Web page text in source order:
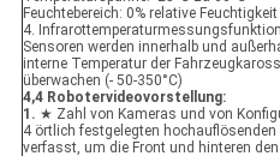
Feuchtebereich: 0% relative
4.
Sensoren werden innerhalb und
interne Temperatur der
überwachen (- 50-350°C)
4,4 Robotervideovorstellung:
1. ★ Zahl von Kameras und von
4 örtlich festgelegten
verfasst, um die Front und hinteren